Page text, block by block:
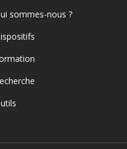
sommes-nous ?